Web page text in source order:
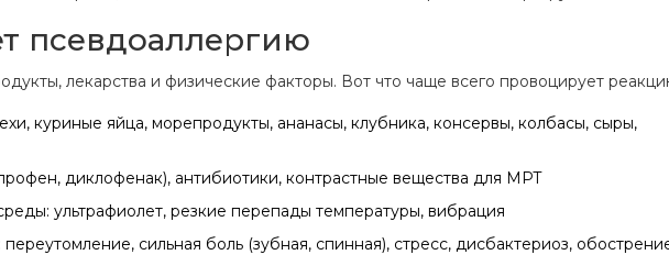
псевдоаллергию
лекарства и физические факторы. Вот что чаще всего провоцирует
куриные яйца, морепродукты, ананасы, клубника, консервы, колбасы, сыры,
диклофенак), антибиотики, контрастные вещества для МРТ
ультрафиолет, резкие перепады температуры, вибрация
сильная боль (зубная, спинная), стресс, дисбактериоз,